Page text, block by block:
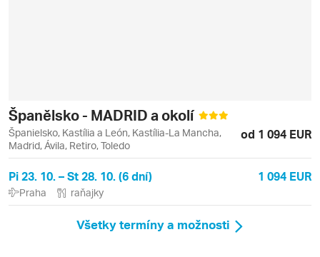
Španělsko - MADRID a okolí
Španielsko, Kastília a León, Kastília-La Mancha,
Madrid, Ávila, Retiro, Toledo
od 1 094 EUR
Pi 23. 10. – St 28. 10. (6 dní) 1 094 EUR
Praha raňajky
Všetky termíny a možnosti